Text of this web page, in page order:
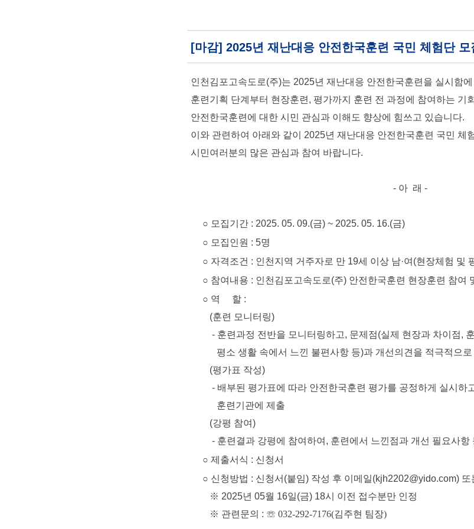
[마감] 2025년 재난대응 안전한국훈련 국민 체험단 모
인천김포고속도로(주)는 2025년 재난대응 안전한국훈련을 실시함에
훈련기획 단계부터 현장훈련, 평가까지 훈련 전 과정에 참여하는 기
안전한국훈련에 대한 시민 관심과 이해도 향상에 힘쓰고 있습니다.
이와 관련하여 아래와 같이 2025년 재난대응 안전한국훈련 국민 체
시민여러분의 많은 관심과 참여 바랍니다.
- 아 래 -
○ 모집기간 : 2025. 05. 09.(금) ~ 2025. 05. 16.(금)
○ 모집인원 : 5명
○ 자격조건 : 인천지역 거주자로 만 19세 이상 남·여(현장체험 및
○ 참여내용 : 인천김포고속도로(주) 안전한국훈련 현장훈련 참여
○ 역 할 :
(훈련 모니터링)
- 훈련과정 전반을 모니터링하고, 문제점(실제 현장과 차이점, 훈
평소 생활 속에서 느낀 불편사항 등)과 개선의견을 적극적으로
(평가표 작성)
- 배부된 평가표에 따라 안전한국훈련 평가를 공정하게 실시하
훈련기관에 제출
(강평 참여)
- 훈련결과 강평에 참여하여, 훈련에서 느낀점과 개선 필요사항
○ 제출서식 : 신청서
○ 신청방법 : 신청서(붙임) 작성 후 이메일(kjh2202@yido.com) 또
※ 2025년 05월 16일(금) 18시 이전 접수분만 인정
※ 관련문의 : ☏ 032-292-7176(김주현 팀장)